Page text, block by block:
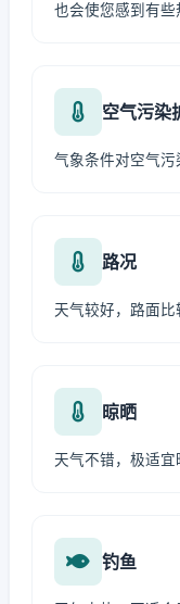
也会使您感到有些
空气污染
气象条件对空气污
路况
天气较好，路面比
晾晒
天气不错，极适宜
钓鱼